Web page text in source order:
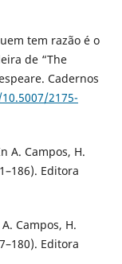
tem razão é o
de “The
Cadernos
2175-
A. Campos, H.
Editora
Campos, H.
Editora